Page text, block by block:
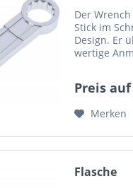
Der
Stick im
Design. Er
wertige
für
Preis
Merken
Flasche